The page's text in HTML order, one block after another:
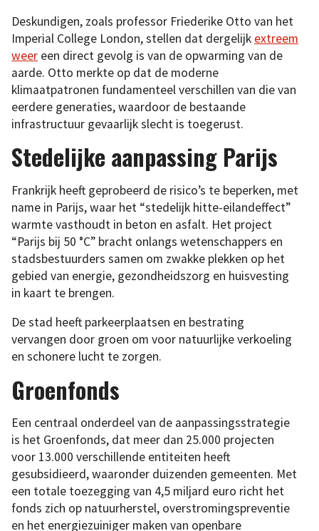
Deskundigen, zoals professor Friederike Otto van het
Imperial College London, stellen dat dergelijk extreem
weer een direct gevolg is van de opwarming van de
aarde. Otto merkte op dat de moderne
klimaatpatronen fundamenteel verschillen van die van
eerdere generaties, waardoor de bestaande
infrastructuur gevaarlijk slecht is toegerust.
Stedelijke aanpassing Parijs
Frankrijk heeft geprobeerd de risico’s te beperken, met
name in Parijs, waar het “stedelijk hitte-eilandeffect”
warmte vasthoudt in beton en asfalt. Het project
“Parijs bij 50 °C” bracht onlangs wetenschappers en
stadsbestuurders samen om zwakke plekken op het
gebied van energie, gezondheidszorg en huisvesting
in kaart te brengen.
De stad heeft parkeerplaatsen en bestrating
vervangen door groen om voor natuurlijke verkoeling
en schonere lucht te zorgen.
Groenfonds
Een centraal onderdeel van de aanpassingsstrategie
is het Groenfonds, dat meer dan 25.000 projecten
voor 13.000 verschillende entiteiten heeft
gesubsidieerd, waaronder duizenden gemeenten. Met
een totale toezegging van 4,5 miljard euro richt het
fonds zich op natuurherstel, overstromingspreventie
en het energiezuiniger maken van openbare